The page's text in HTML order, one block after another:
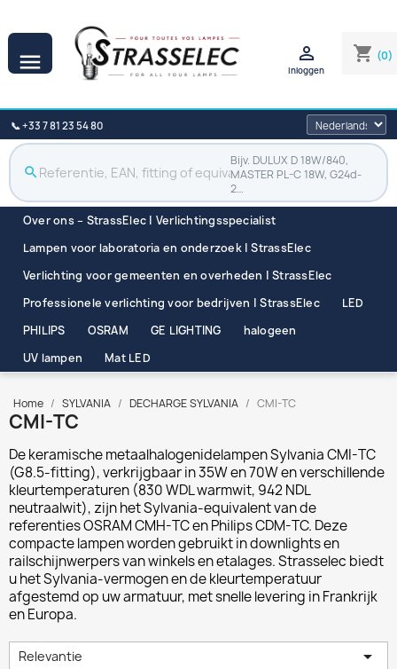
 shopping_cart (0)

Inloggen
📞 +33 7 81 23 54 80
search
Bijv. DULUX D 18W/840,
MASTER PL-C 18W, G24d-
2…
Over ons – StrassElec | Verlichtingsspecialist
Lampen voor laboratoria en onderzoek | StrassElec
Verlichting voor gemeenten en overheden | StrassElec
Professionele verlichting voor bedrijven | StrassElec
LED
PHILIPS
OSRAM GE LIGHTING
halogeen
UV lampen
Mat LED
Home SYLVANIA DECHARGE SYLVANIA CMI-TC
CMI-TC
De keramische metaalhalogenidelampenSylvania CMI-TC
(G8.5-fitting), verkrijgbaar in 35W en 70W en verschillende
kleurtemperaturen (830 WDL warmwit, 942 NDL
neutraalwit), zijn het Sylvania-equivalent van de
referenties OSRAM CMH-TC en Philips CDM-TC. Deze
compacte lampen worden gebruikt in downlights en
railschijnwerpers van winkels en etalages. Strasselec biedt
u het Sylvania-vermogen en de kleurtemperatuur
afgestemd op uw armatuur, met snelle levering in Frankrijk
en Europa.
Relevantie 